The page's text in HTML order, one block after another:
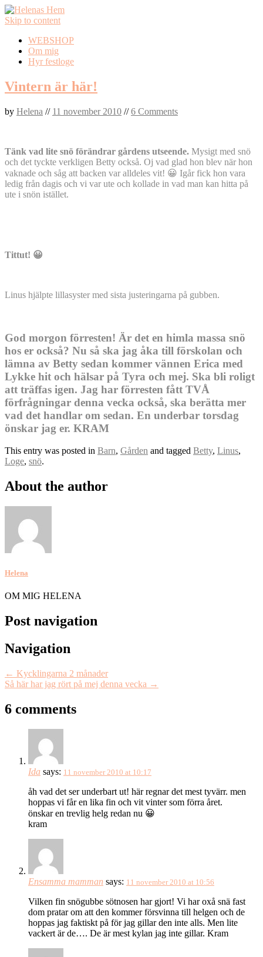
Skip to content
WEBSHOP
Om mig
Hyr festloge
Vintern är här!
by Helena // 11 november 2010 //6 Comments
Tänk vad lite snö förändrar gårdens utseende. Mysigt med snö
och det tyckte verkligen Betty också. Oj vad glad hon blev när hon
vaknade och såg att backen var alldeles vit! 😀 Igår fick hon vara
ledig från dagis och vi var ute och kollade in vad man kan hitta på
ute i snön istället.
Tittut! 😀
Linus hjälpte lillasyster med sista justeringarna på gubben.
God morgon förresten! Är det en himla massa snö
hos er också? Nu så ska jag åka till förskolan och
lämna av Betty sedan kommer vännen Erica med
Lykke hit och hälsar på Tyra och mej. Ska bli roligt
att träffas igen. Jag har förresten fått TVÅ
förfrågningar denna vecka också, ska berätta mer
vad det handlar om sedan. En underbar torsdag
önskar jag er. KRAM
This entry was posted in Barn, Gården and tagged Betty, Linus,
Loge, snö.
About the author
Helena
OM MIG HELENA
Post navigation
Navigation
← Kycklingarna 2 månader
Så här har jag rört på mej denna vecka →
6 comments
Ida says: 11 november 2010 at 10:17
åh vad det ser underbart ut! här regnar det mest tyvärr. men
hoppas vi får en lika fin och vit vinter som förra året.
önskar en trevlig helg redan nu 😀
kram
Ensamma mamman says: 11 november 2010 at 10:56
Vilken fin snögubbe sötnosen har gjort! Vi har oxå snä fast
dom pratar om att den kommer försvinna till helgen och de
hoppas jag faktiskt på för jag gillar den inte alls. Men lite
vackert är de…. De är mest kylan jag inte gillar. Kram